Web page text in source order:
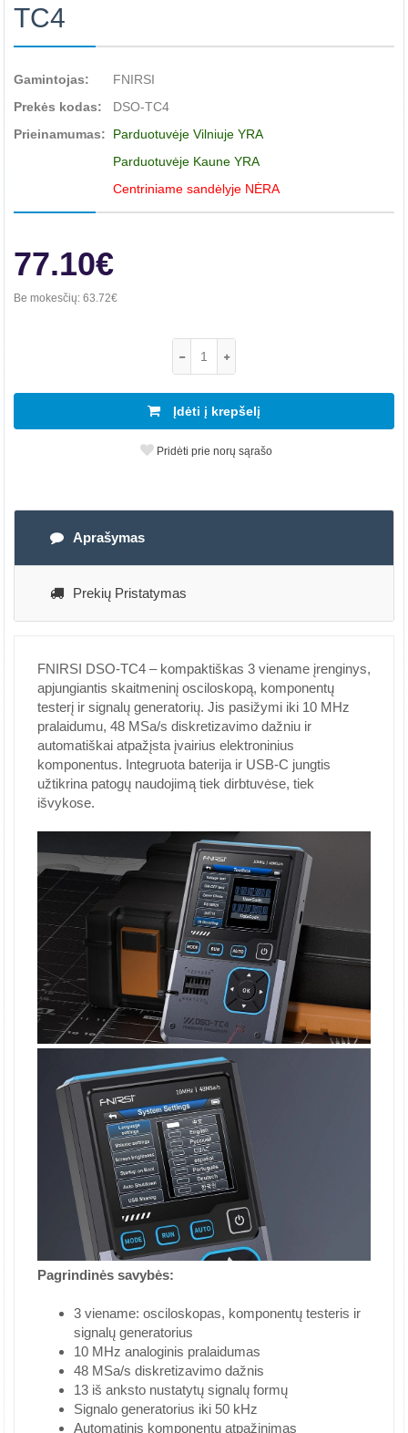
TC4
Gamintojas:
FNIRSI
Prekės kodas:
DSO-TC4
Prieinamumas:
Parduotuvėje Vilniuje YRA
Parduotuvėje Kaune YRA
Centriniame sandėlyje NĖRA
77.10€
Be mokesčių: 63.72€
Įdėti į krepšelį
Pridėti prie norų sąrašo
Aprašymas
Prekių Pristatymas
FNIRSI DSO-TC4 – kompaktiškas 3 viename įrenginys,
apjungiantis skaitmeninį osciloskopą, komponentų
testerį ir signalų generatorių. Jis pasižymi iki 10 MHz
pralaidumu, 48 MSa/s diskretizavimo dažniu ir
automatiškai atpažįsta įvairius elektroninius
komponentus. Integruota baterija ir USB-C jungtis
užtikrina patogų naudojimą tiek dirbtuvėse, tiek
išvykose.
Pagrindinės savybės:
3 viename: osciloskopas, komponentų testeris ir
signalų generatorius
10 MHz analoginis pralaidumas
48 MSa/s diskretizavimo dažnis
13 iš anksto nustatytų signalų formų
Signalo generatorius iki 50 kHz
Automatinis komponentų atpažinimas